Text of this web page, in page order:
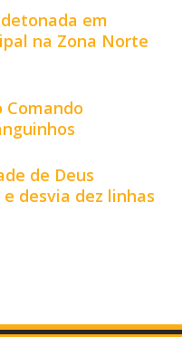
em
na Zona Norte
Comando
de Deus
desvia dez linhas